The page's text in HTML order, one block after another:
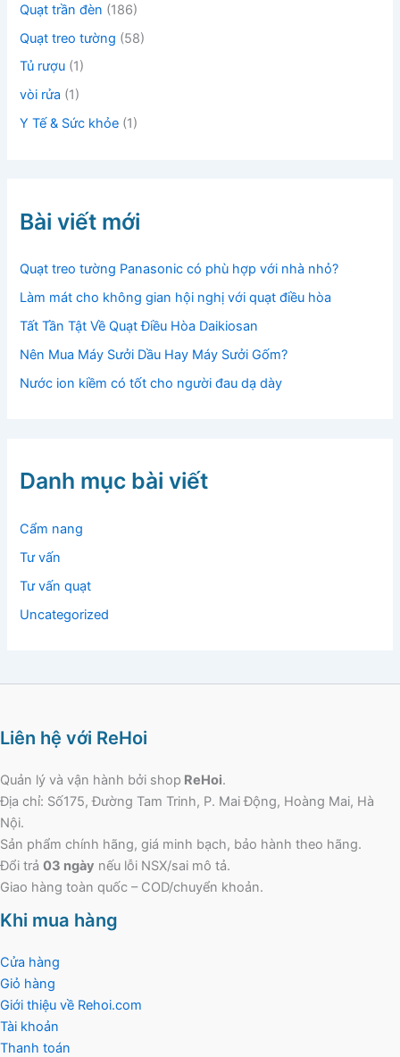
Quạt trần đèn (186)
Quạt treo tường (58)
Tủ rượu (1)
vòi rửa (1)
Y Tế & Sức khỏe (1)
Bài viết mới
Quạt treo tường Panasonic có phù hợp với nhà nhỏ?
Làm mát cho không gian hội nghị với quạt điều hòa
Tất Tần Tật Về Quạt Điều Hòa Daikiosan
Nên Mua Máy Sưởi Dầu Hay Máy Sưởi Gốm?
Nước ion kiềm có tốt cho người đau dạ dày
Danh mục bài viết
Cẩm nang
Tư vấn
Tư vấn quạt
Uncategorized
Liên hệ với ReHoi
Quản lý và vận hành bởi shop ReHoi.
Địa chỉ: Số175, Đường Tam Trinh, P. Mai Động, Hoàng Mai, Hà
Nội.
Sản phẩm chính hãng, giá minh bạch, bảo hành theo hãng.
Đổi trả 03 ngày nếu lỗi NSX/sai mô tả.
Giao hàng toàn quốc – COD/chuyển khoản.
Khi mua hàng
Cửa hàng
Giỏ hàng
Giới thiệu về Rehoi.com
Tài khoản
Thanh toán